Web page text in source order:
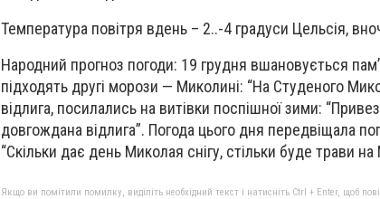
Температура повітря вдень – 2..-4 градуси Цельсія,
Народний прогноз погоди: 19 грудня вшановується
підходять другі морози — Миколині: “На Студеного
відлига, посилались на витівки поспішної зими:
довгождана відлига”. Погода цього дня передвіщала
“Скільки дає день Миколая снігу, стільки буде трави
Якщо ви помітили помилку, виділіть необхідний текст і натисніть Ctrl + Enter, щоб